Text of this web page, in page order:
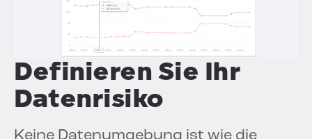
Definieren Sie Ihr
Datenrisiko